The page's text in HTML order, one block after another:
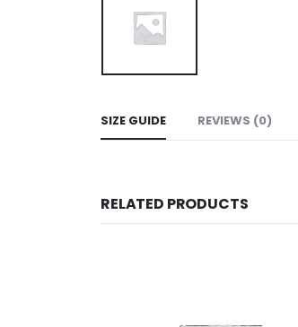
SIZE GUIDE REVIEWS (0)
RELATED PRODUCTS